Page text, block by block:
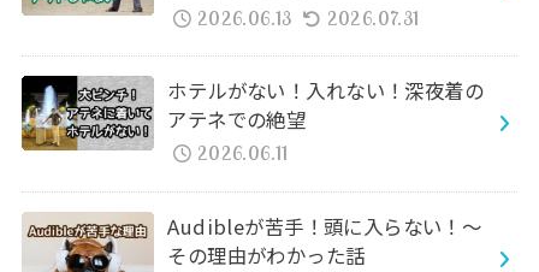
2026.06.13 2026.07.31
ホテルがない！入れない！深夜着の
アテネでの絶望
2026.06.11
Audibleが苦手！頭に入らない！～
その理由がわかった話